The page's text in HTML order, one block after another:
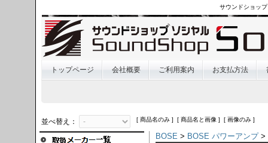
サウンドショッ
トップページ 会社概要 ご利用案内 お支払方法
並べ替え： [ 商品名のみ ] [ 商品名と画像 ] [ 画像のみ ]
BOSE > BOSE パワーアンプ>